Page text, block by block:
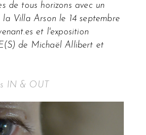
de tous horizons avec un
Villa Arson le 14 septembre
et l'exposition
de Michaël Allibert et
IN & OUT